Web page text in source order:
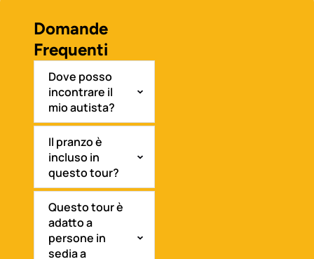
Domande
Frequenti
Dove posso
incontrare il
mio autista?
Il pranzo è
incluso in
questo tour?
Questo tour è
adatto a
persone in
sedia a